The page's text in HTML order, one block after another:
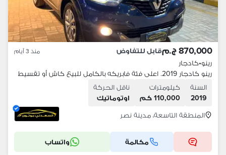
870,000 ج.م قابل للتفاوض منذ 3 أيام
رينو•كادجار
رينو كادجار 2019. اعلى فئة فابريكه بالكامل للبيع كاش أو تقسيط
السنة
2019
كيلومترات
110,000 كم
ناقل الحركة
اوتوماتيك
المنطقة التاسعة، مدينة نصر
مكالمة واتساب